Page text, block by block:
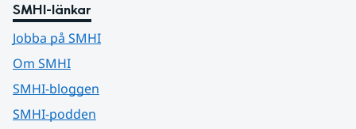
SMHI-länkar
Jobba på SMHI
Om SMHI
SMHI-bloggen
SMHI-podden